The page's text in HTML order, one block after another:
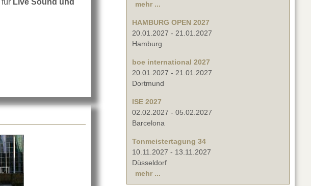
für Live Sound und
mehr ...
HAMBURG OPEN 2027
20.01.2027 - 21.01.2027
Hamburg
boe international 2027
20.01.2027 - 21.01.2027
Dortmund
ISE 2027
02.02.2027 - 05.02.2027
Barcelona
Tonmeistertagung 34
10.11.2027 - 13.11.2027
Düsseldorf
mehr ...